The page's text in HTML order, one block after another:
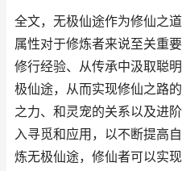
全文，无极仙途作为修仙之
属性对于修炼者来说至关重
修行经验、从传承中汲取聪
极仙途，从而实现修仙之路
之力、和灵宠的关系以及进
入寻觅和应用，以不断提高
炼无极仙途，修仙者可以实